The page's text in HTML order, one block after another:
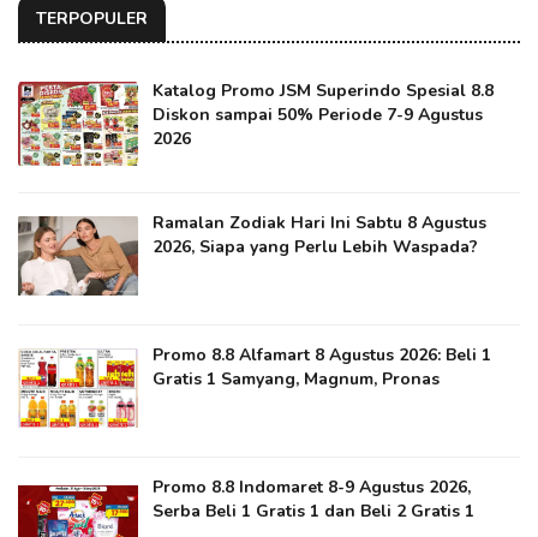
TERPOPULER
Katalog Promo JSM Superindo Spesial 8.8
Diskon sampai 50% Periode 7-9 Agustus
2026
Ramalan Zodiak Hari Ini Sabtu 8 Agustus
2026, Siapa yang Perlu Lebih Waspada?
Promo 8.8 Alfamart 8 Agustus 2026: Beli 1
Gratis 1 Samyang, Magnum, Pronas
Promo 8.8 Indomaret 8-9 Agustus 2026,
Serba Beli 1 Gratis 1 dan Beli 2 Gratis 1